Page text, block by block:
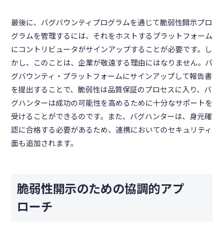
最後に、バグバウンティプログラムを通じて脆弱性開示プロ
グラムを管理するには、それをホストするプラットフォーム
にコントリビュータがサインアップすることが必要です。し
かし、このことは、企業が敬遠する理由にはなりません。バ
グバウンティ・プラットフォームにサインアップして報告書
を提出することで、脆弱性は品質保証のプロセスに入り、バ
グハンターは成功の可能性を高めるために十分なサポートを
受けることができるのです。また、バグハンターは、身元確
認に合格する必要があるため、連携においてのセキュリティ
面も追加されます。
脆弱性開示のための協調的アプ
ローチ